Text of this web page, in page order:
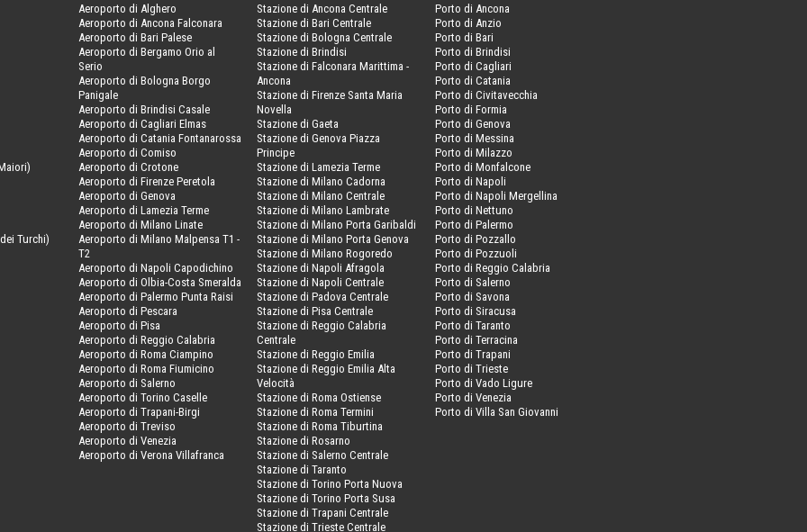
Turchi)
Aeroporto di Alghero
Aeroporto di Ancona Falconara
Aeroporto di Bari Palese
Aeroporto di Bergamo Orio al
Serio
Aeroporto di Bologna Borgo
Panigale
Aeroporto di Brindisi Casale
Aeroporto di Cagliari Elmas
Aeroporto di Catania Fontanarossa
Aeroporto di Comiso
Aeroporto di Crotone
Aeroporto di Firenze Peretola
Aeroporto di Genova
Aeroporto di Lamezia Terme
Aeroporto di Milano Linate
Aeroporto di Milano Malpensa T1 -
T2
Aeroporto di Napoli Capodichino
Aeroporto di Olbia-Costa Smeralda
Aeroporto di Palermo Punta Raisi
Aeroporto di Pescara
Aeroporto di Pisa
Aeroporto di Reggio Calabria
Aeroporto di Roma Ciampino
Aeroporto di Roma Fiumicino
Aeroporto di Salerno
Aeroporto di Torino Caselle
Aeroporto di Trapani-Birgi
Aeroporto di Treviso
Aeroporto di Venezia
Aeroporto di Verona Villafranca
Stazione di Ancona Centrale
Stazione di Bari Centrale
Stazione di Bologna Centrale
Stazione di Brindisi
Stazione di Falconara Marittima -
Ancona
Stazione di Firenze Santa Maria
Novella
Stazione di Gaeta
Stazione di Genova Piazza
Principe
Stazione di Lamezia Terme
Stazione di Milano Cadorna
Stazione di Milano Centrale
Stazione di Milano Lambrate
Stazione di Milano Porta Garibaldi
Stazione di Milano Porta Genova
Stazione di Milano Rogoredo
Stazione di Napoli Afragola
Stazione di Napoli Centrale
Stazione di Padova Centrale
Stazione di Pisa Centrale
Stazione di Reggio Calabria
Centrale
Stazione di Reggio Emilia
Stazione di Reggio Emilia Alta
Velocità
Stazione di Roma Ostiense
Stazione di Roma Termini
Stazione di Roma Tiburtina
Stazione di Rosarno
Stazione di Salerno Centrale
Stazione di Taranto
Stazione di Torino Porta Nuova
Stazione di Torino Porta Susa
Stazione di Trapani Centrale
Stazione di Trieste Centrale
Porto di Ancona
Porto di Anzio
Porto di Bari
Porto di Brindisi
Porto di Cagliari
Porto di Catania
Porto di Civitavecchia
Porto di Formia
Porto di Genova
Porto di Messina
Porto di Milazzo
Porto di Monfalcone
Porto di Napoli
Porto di Napoli Mergellina
Porto di Nettuno
Porto di Palermo
Porto di Pozzallo
Porto di Pozzuoli
Porto di Reggio Calabria
Porto di Salerno
Porto di Savona
Porto di Siracusa
Porto di Taranto
Porto di Terracina
Porto di Trapani
Porto di Trieste
Porto di Vado Ligure
Porto di Venezia
Porto di Villa San Giovanni